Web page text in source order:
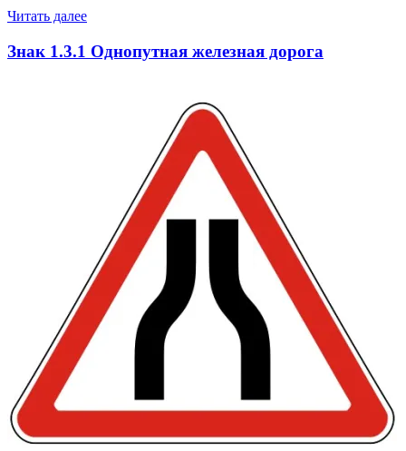
Читать далее
Знак 1.3.1 Однопутная железная дорога